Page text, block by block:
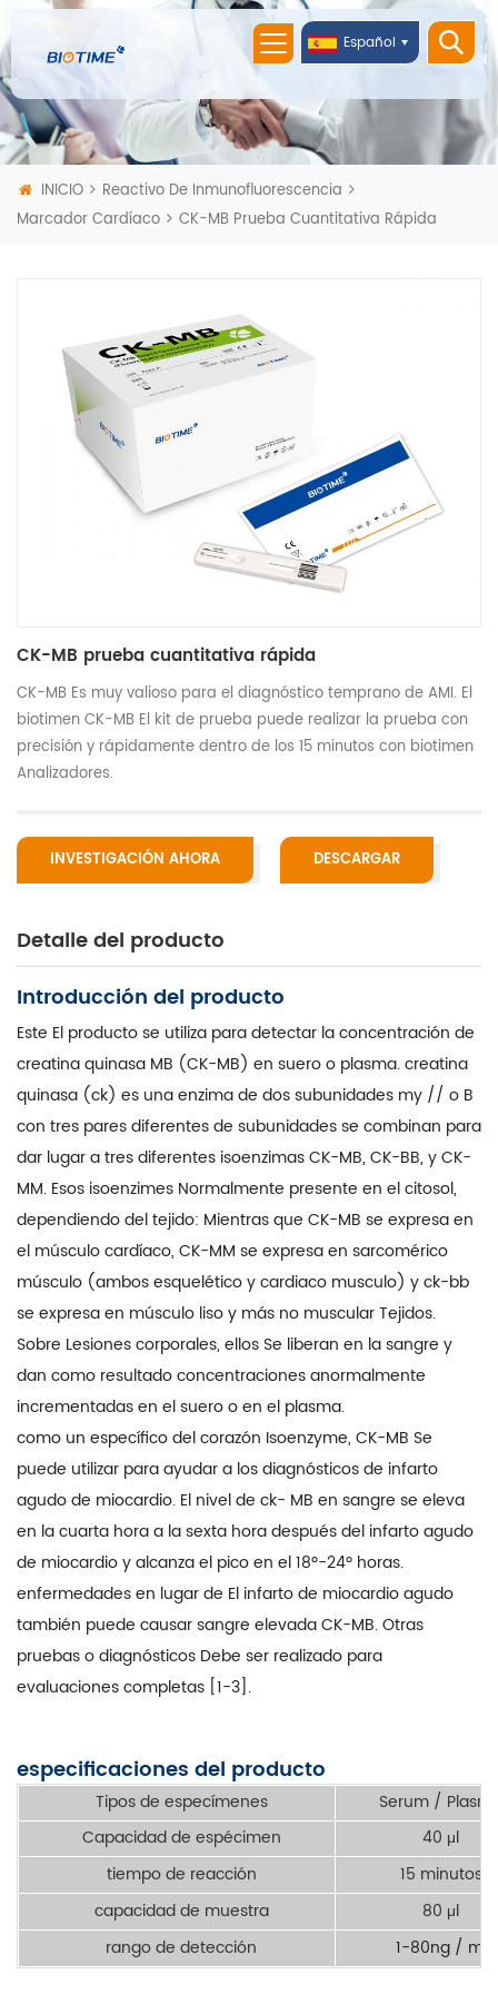
Español
INICIO
Reactivo De Inmunofluorescencia
Marcador Cardíaco
CK-MB Prueba Cuantitativa Rápida
CK-MB prueba cuantitativa rápida
CK-MB Es muy valioso para el diagnóstico temprano de AMI. El
biotimen CK-MB El kit de prueba puede realizar la prueba con
precisión y rápidamente dentro de los 15 minutos con biotimen
Analizadores.
INVESTIGACIÓN AHORA DESCARGAR
Detalle del producto
Introducción del producto
Este El producto se utiliza para detectar la concentración de
creatina quinasa MB (CK-MB) en suero o plasma. creatina
quinasa (ck) es una enzima de dos subunidades my // o B
con tres pares diferentes de subunidades se combinan para
dar lugar a tres diferentes isoenzimas CK-MB, CK-BB, y CK-
MM. Esos isoenzimes Normalmente presente en el citosol,
dependiendo del tejido: Mientras que CK-MB se expresa en
el músculo cardíaco, CK-MM se expresa en sarcomérico
músculo (ambos esquelético y cardiaco musculo) y ck-bb
se expresa en músculo liso y más no muscular Tejidos.
Sobre Lesiones corporales, ellos Se liberan en la sangre y
dan como resultado concentraciones anormalmente
incrementadas en el suero o en el plasma.
como un específico del corazón Isoenzyme, CK-MB Se
puede utilizar para ayudar a los diagnósticos de infarto
agudo de miocardio. El nivel de ck- MB en sangre se eleva
en la cuarta hora a la sexta hora después del infarto agudo
de miocardio y alcanza el pico en el 18º-24º horas.
enfermedades en lugar de El infarto de miocardio agudo
también puede causar sangre elevada CK-MB. Otras
pruebas o diagnósticos Debe ser realizado para
evaluaciones completas [1-3].
especificaciones del producto
Tipos de especímenes
Serum /
Capacidad de espécimen
40 μl
tiempo de reacción
15 minutos
capacidad de muestra
80 μl
rango de detección
1-80ng / ml